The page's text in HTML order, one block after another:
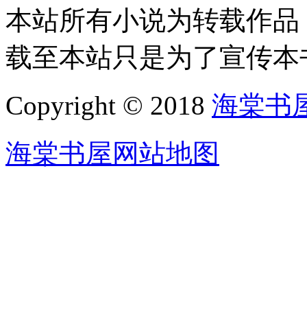
本站所有小说为转载作
载至本站只是为了宣传
Copyright © 2018 海棠书
海棠书屋网站地图